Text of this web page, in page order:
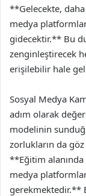
**Gelecekte,
medya
gidecektir.** Bu
zenginleştirecek
erişilebilir hale
Sosyal Medya
adım olarak
modelinin
zorlukların da
**Eğitim
medya
gerekmektedir.**